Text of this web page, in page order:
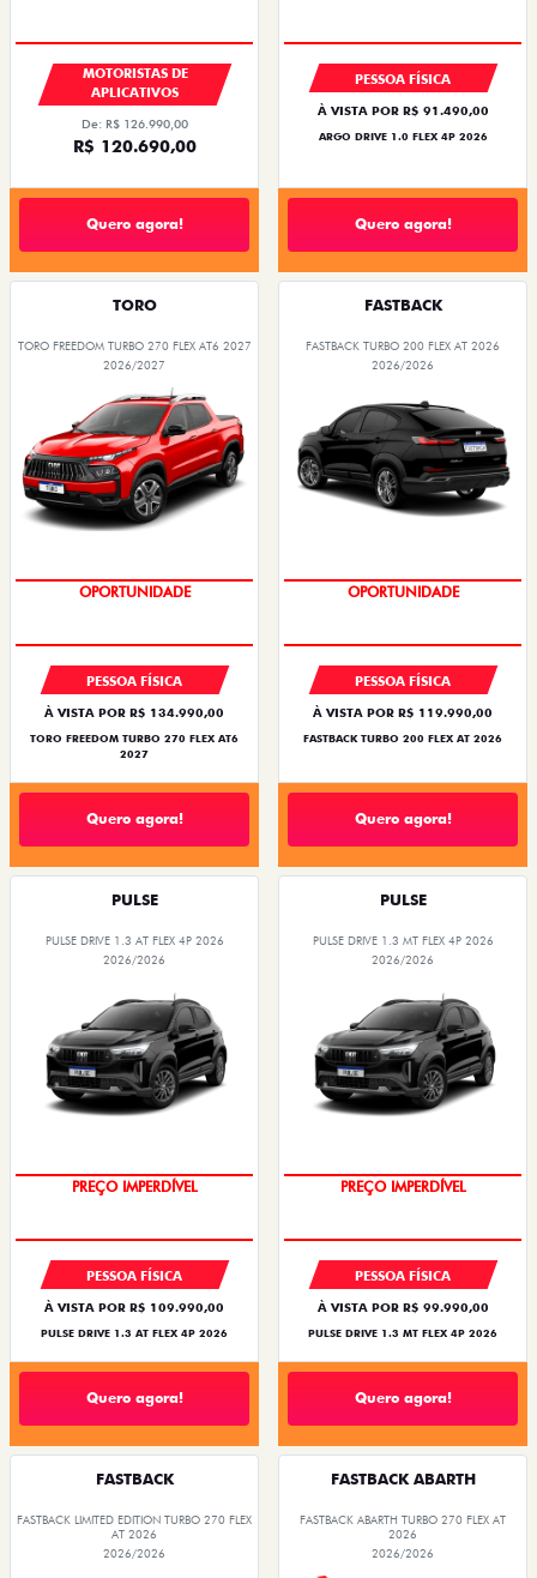
MOTORISTAS DE
APLICATIVOS
De: R$ 126.990,00
R$ 120.690,00
Quero agora!
PESSOA FÍSICA
À VISTA POR R$ 91.490,00
ARGO DRIVE 1.0 FLEX 4P 2026
Quero agora!
TORO
TORO FREEDOM TURBO 270 FLEX AT6 2027
2026/2027
PESSOA FÍSICA
À VISTA POR R$ 134.990,00
TORO FREEDOM TURBO 270 FLEX AT6
2027
Quero agora!
FASTBACK
FASTBACK TURBO 200 FLEX AT 2026
2026/2026
OPORTUNIDADE
PESSOA FÍSICA
À VISTA POR R$ 119.990,00
FASTBACK TURBO 200 FLEX AT 2026
Quero agora!
PULSE
PULSE DRIVE 1.3 AT FLEX 4P 2026
2026/2026
BARATO DO BRASIL
PESSOA FÍSICA
À VISTA POR R$ 109.990,00
PULSE DRIVE 1.3 AT FLEX 4P 2026
Quero agora!
PULSE
PULSE DRIVE 1.3 MT FLEX 4P 2026
2026/2026
PESSOA FÍSICA
À VISTA POR R$ 99.990,00
PULSE DRIVE 1.3 MT FLEX 4P 2026
Quero agora!
FASTBACK
FASTBACK LIMITED EDITION TURBO 270 FLEX
AT 2026
2026/2026
FASTBACK ABARTH
FASTBACK ABARTH TURBO 270 FLEX AT
2026
2026/2026